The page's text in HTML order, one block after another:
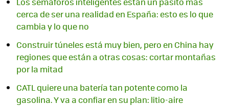
cerca de ser una realidad en España: esto es lo que
cambia y lo que no
Construir túneles está muy bien, pero en China hay
regiones que están a otras cosas: cortar montañas
por la mitad
CATL quiere una batería tan potente como la
gasolina. Y va a confiar en su plan: litio-aire